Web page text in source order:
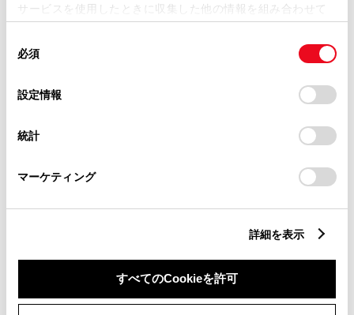
サービスを使用したときに収集した他の情報を組み合わせて
使用することがあります。当ウェブサイトの使用を続行する
デバイスにすべてのCookie(クッキー)が保存されることに同
意したことになります。Cookie(クッキー)のオプトアウト、
設定の変更、同意を撤回したりするにあたっては、当社の
「Cookie（クッキー）情報の取り扱いについて
」をご覧くだ
必須
設定情報
統計
マーケティング
詳細を表示
すべてのCookieを許可
車検・整備・メンテナンス取
販売店ウェブサイト